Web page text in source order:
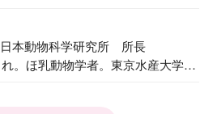
本動物科学研究所 所長
。ほ乳動物学者。東京水産大学卒